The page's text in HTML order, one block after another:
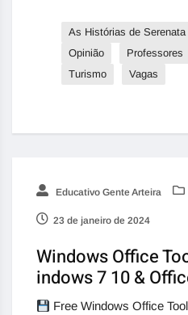
As Histórias de Serenata
Opinião
Professores
Turismo
Vagas
Educativo Gente Arteira
23 de janeiro de 2024
Windows Office
indows 7 10 &
Free Windows Office